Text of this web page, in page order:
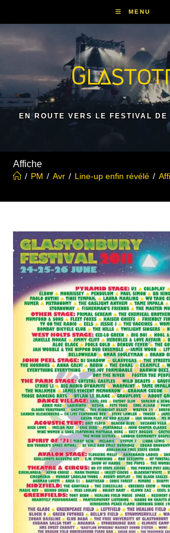
content
MENU
EN ROUTE VERS LE FESTIVAL
Affiche
/ PM / Avr / Line-up enfin révélé /